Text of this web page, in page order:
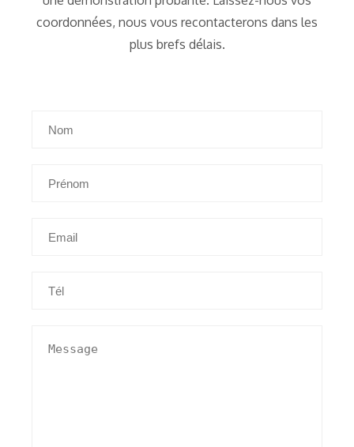
coordonnées, nous vous recontacterons dans les
plus brefs délais.